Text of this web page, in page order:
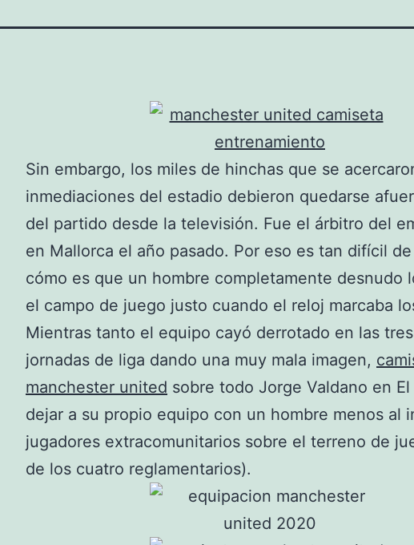
Sin embargo, los miles de hinchas que se
inmediaciones del estadio debieron quedarse
del partido desde la televisión. Fue el árbitro del
en Mallorca el año pasado. Por eso es tan difícil
cómo es que un hombre completamente desnudo
el campo de juego justo cuando el reloj marcaba
Mientras tanto el equipo cayó derrotado en las
jornadas de liga dando una muy mala imagen,
manchester united sobre todo Jorge Valdano en
dejar a su propio equipo con un hombre menos al
jugadores extracomunitarios sobre el terreno de
de los cuatro reglamentarios).